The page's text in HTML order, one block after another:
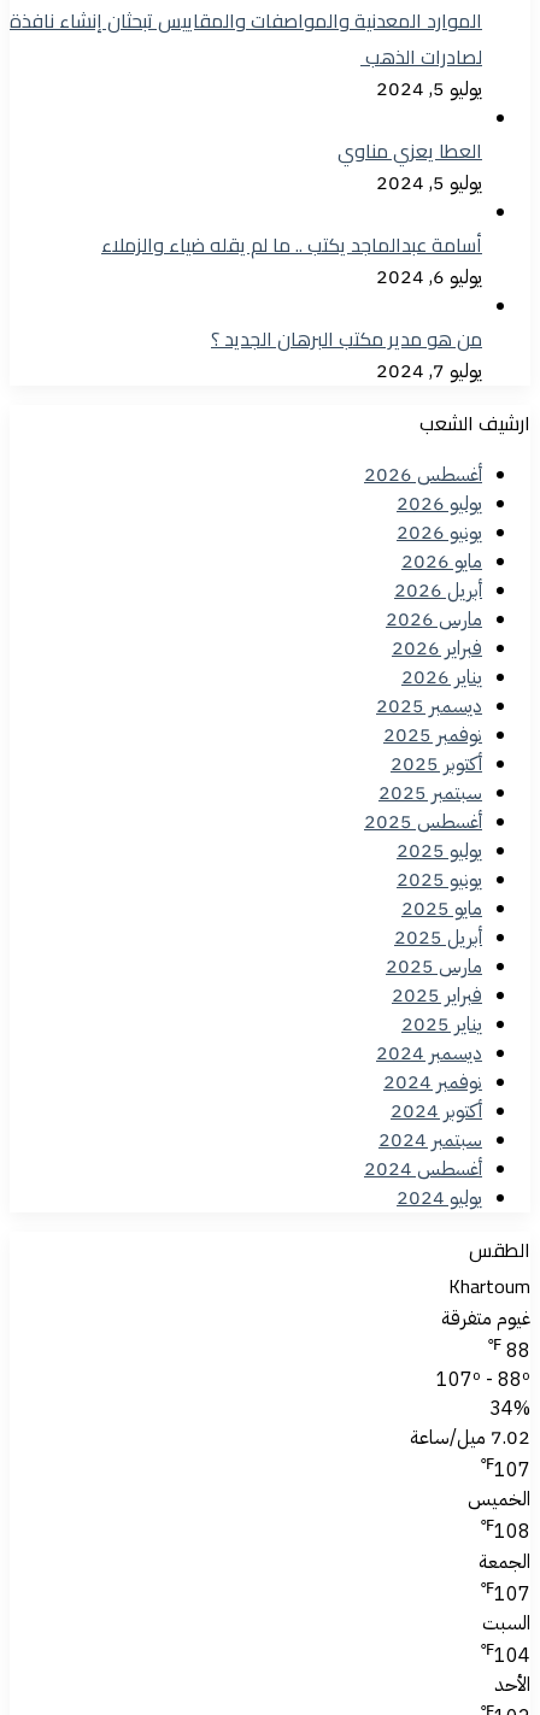
الموارد المعدنية والمواصفات والمقاييس تبحثان إنشاء نافذة
لصادرات الذهب
يوليو 5, 2024
العطا يعزي مناوي
يوليو 5, 2024
أسامة عبدالماجد يكتب .. ما لم يقله ضياء والزملاء
يوليو 6, 2024
من هو مدير مكتب البرهان الجديد ؟
يوليو 7, 2024
ارشيف الشعب
أغسطس 2026
يوليو 2026
يونيو 2026
مايو 2026
أبريل 2026
مارس 2026
فبراير 2026
يناير 2026
ديسمبر 2025
نوفمبر 2025
أكتوبر 2025
سبتمبر 2025
أغسطس 2025
يوليو 2025
يونيو 2025
مايو 2025
أبريل 2025
مارس 2025
فبراير 2025
يناير 2025
ديسمبر 2024
نوفمبر 2024
أكتوبر 2024
سبتمبر 2024
أغسطس 2024
يوليو 2024
الطقس
Khartoum
غيوم متفرقة
88
℉
107º - 88º
34%
7.02 ميل/ساعة
107
℉
الخميس
108
℉
الجمعة
107
℉
السبت
104
℉
الأحد